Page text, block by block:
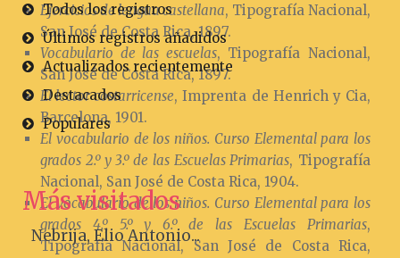
Ejercicios de lengua castellana, Tipografía Nacional,
San José de Costa Rica, 1897.
Vocabulario de las escuelas, Tipografía Nacional,
San José de Costa Rica, 1897.
El lector costarricense, Imprenta de Henrich y Cia,
Barcelona, 1901.
El vocabulario de los niños. Curso Elemental para los
grados 2.º y 3.º de las Escuelas Primarias, Tipografía
Nacional, San José de Costa Rica, 1904.
El vocabulario de los niños. Curso Elemental para los
grados 4.º, 5.º y 6.º de las Escuelas Primarias,
Tipografía Nacional, San José de Costa Rica,
Todos los registros
Últimos registros añadidos
Actualizados recientemente
Destacados
Populares
Más visitados
Nebrija, Elio Antonio...